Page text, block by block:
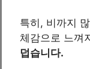
특히, 비까지
체감으로 느껴
덥습니다.